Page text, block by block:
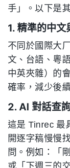
手」。以下是
1. 精準的中文
不同於國際大
文、台語、粵
中英夾雜）的
確率，減少後
2. AI 對話查
這是 Tinrec 最
開逐字稿慢慢
問。例如：「
或「下週三的